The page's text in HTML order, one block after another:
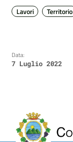
Lavori
Territorio
Data:
7 Luglio 2022